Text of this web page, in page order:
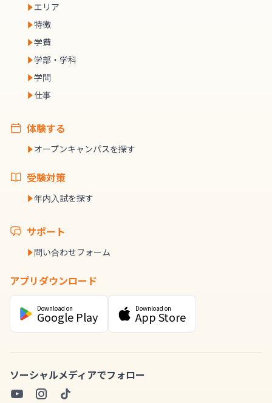
エリア
特徴
学費
学部・学科
学問
仕事
体験する
オープンキャンパスを探す
受験対策
年内入試を探す
サポート
問い合わせフォーム
アプリダウンロード
Download on
Google Play
Download on
App Store
ソーシャルメディアでフォロー